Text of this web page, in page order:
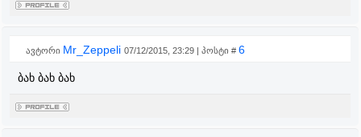
ავტორი Mr_Zeppeli 07/12/2015, 23:29 | პოსტი # 6
ბახ ბახ ბახ